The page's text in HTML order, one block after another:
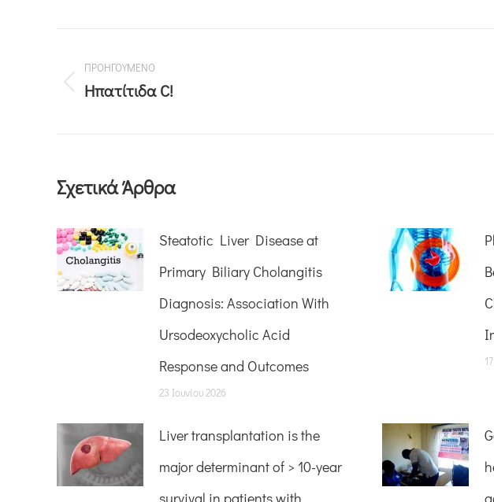
ΠΡΟΗΓΟΥΜΕΝΟ
Ηπατίτιδα C!
Σχετικά Άρθρα
Steatotic Liver Disease at
Primary Biliary Cholangitis
Diagnosis: Association With
Ursodeoxycholic Acid
Response and Outcomes
23 Ιουνίου 2026
Liver transplantation is the
major determinant of > 10-year
survival in patients with